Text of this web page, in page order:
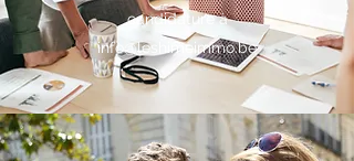
candidature à
info@leshimeimmo.be